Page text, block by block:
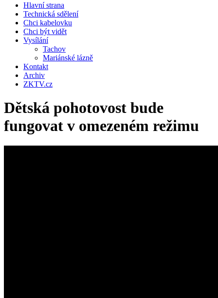
Hlavní strana
Technická sdělení
Chci kabelovku
Chci být vidět
Vysílání
Tachov
Mariánské lázně
Kontakt
Archiv
ZKTV.cz
Dětská pohotovost bude
fungovat v omezeném režimu